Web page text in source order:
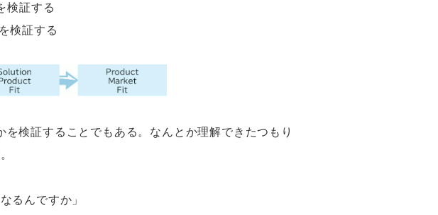
検証する
検証する
検証することでもある。なんとか理解できたつもり
るんですか」